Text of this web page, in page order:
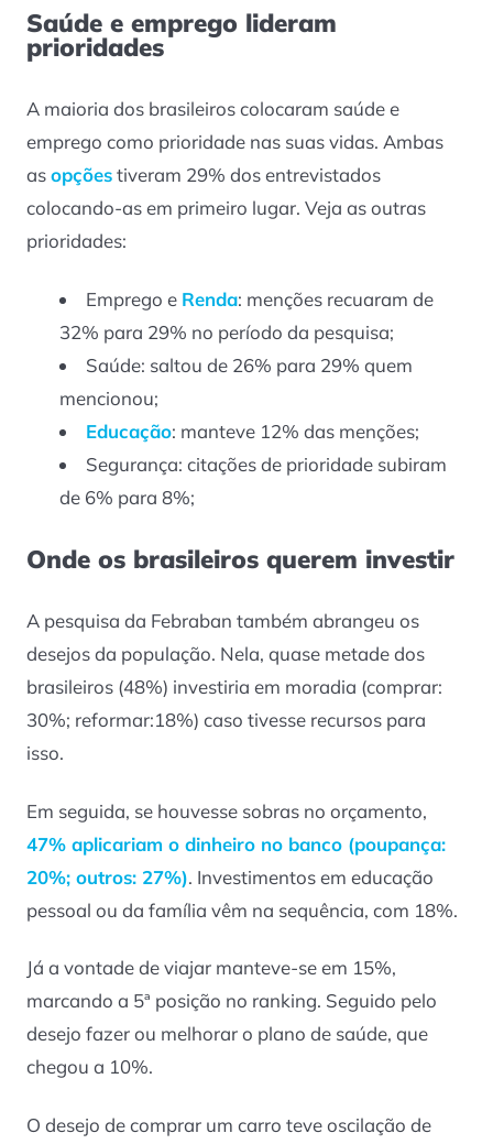
Saúde e emprego lideram
prioridades
A maioria dos brasileiros colocaram saúde e
emprego como prioridade nas suas vidas. Ambas
asopçõestiveram 29% dos entrevistados
colocando-as em primeiro lugar. Veja as outras
prioridades:
Emprego e Renda: menções recuaram de
32% para 29% no período da pesquisa;
Saúde: saltou de 26% para 29% quem
mencionou;
Educação: manteve 12% das menções;
Segurança: citações de prioridade subiram
de 6% para 8%;
Onde os brasileiros querem investir
A pesquisa da Febraban também abrangeu os
desejos da população. Nela, quase metade dos
brasileiros (48%) investiria em moradia (comprar:
30%; reformar:18%) caso tivesse recursos para
isso.
Em seguida, se houvesse sobras no orçamento,
47% aplicariam o dinheiro no banco (poupança:
20%; outros: 27%). Investimentos em educação
pessoal ou da família vêm na sequência, com 18%.
Já a vontade de viajar manteve-se em 15%,
marcando a 5ª posição no ranking. Seguido pelo
desejo fazer ou melhorar o plano de saúde, que
chegou a 10%.
O desejo de comprar um carro teve oscilação de